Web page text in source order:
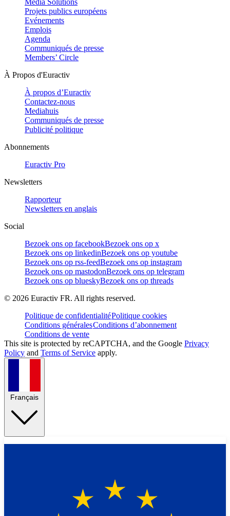
Media Solutions
Projets publics européens
Evénements
Emplois
Agenda
Communiqués de presse
Members’ Circle
À Propos d'Euractiv
À propos d’Euractiv
Contactez-nous
Mediahuis
Communiqués de presse
Publicité politique
Abonnements
Euractiv Pro
Newsletters
Rapporteur
Newsletters en anglais
Social
Bezoek ons op facebookBezoek ons op x
Bezoek ons op linkedinBezoek ons op youtube
Bezoek ons op rss-feedBezoek ons op instagram
Bezoek ons op mastodonBezoek ons op telegram
Bezoek ons op blueskyBezoek ons op threads
© 2026 Euractiv FR. All rights reserved.
Politique de confidentialitéPolitique cookies
Conditions généralesConditions d’abonnement
Conditions de vente
This site is protected by reCAPTCHA, and the Google Privacy
Policy and Terms of Service apply.
Français